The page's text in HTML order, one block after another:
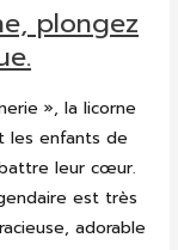
plongez
», la licorne
les enfants de
leur cœur.
est très
adorable